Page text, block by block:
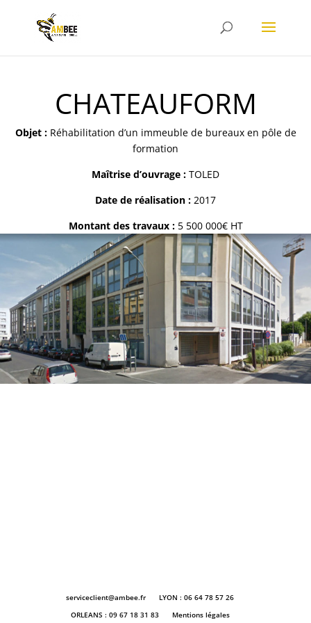
CHATEAUFORM
Objet :Réhabilitation d’un immeuble de bureaux en pôle de
formation
Maîtrise d’ouvrage : TOLED
Date de réalisation : 2017
Montant des travaux :5 500 000€ HT
serviceclient@ambee.fr
LYON : 06 64 78 57 26
ORLEANS : 09 67 18 31 83
Mentions légales